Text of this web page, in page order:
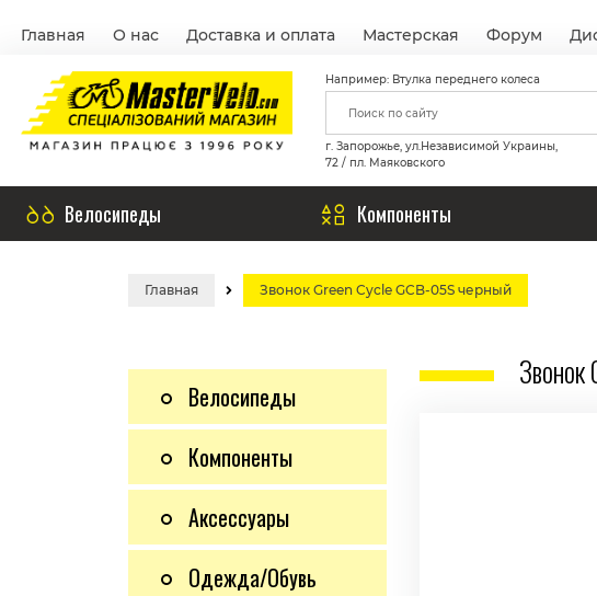
Главная О нас Доставка и оплата Мастерская Форум
Например: Втулка переднего колеса
г. Запорожье, ул.Независимой Украины,
72 / пл. Маяковского
Велосипеды Компоненты
Главная Звонок Green Cycle GCB-05S черный
Велосипеды
Компоненты
Аксессуары
Одежда/Обувь
Звонок